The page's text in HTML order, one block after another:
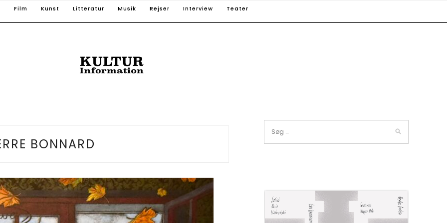
Film Kunst Litteratur Musik Rejser Interview Teater
BONNARD